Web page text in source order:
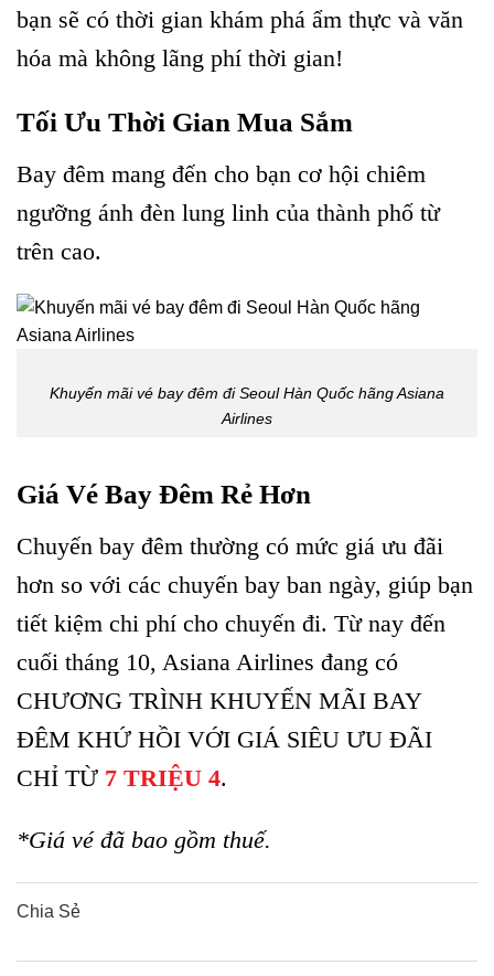
bạn sẽ có thời gian khám phá ẩm thực và văn
hóa mà không lãng phí thời gian!
Tối Ưu Thời Gian Mua Sắm
Bay đêm mang đến cho bạn cơ hội chiêm
ngưỡng ánh đèn lung linh của thành phố từ
trên cao.
Khuyến mãi vé bay đêm đi Seoul Hàn Quốc hãng Asiana
Airlines
Giá Vé Bay Đêm Rẻ Hơn
Chuyến bay đêm thường có mức giá ưu đãi
hơn so với các chuyến bay ban ngày, giúp bạn
tiết kiệm chi phí cho chuyến đi. Từ nay đến
cuối tháng 10, Asiana Airlines đang có
CHƯƠNG TRÌNH KHUYẾN MÃI BAY
ĐÊM KHỨ HỒI VỚI GIÁ SIÊU ƯU ĐÃI
CHỈ TỪ 7 TRIỆU 4.
*Giá vé đã bao gồm thuế.
Chia Sẻ